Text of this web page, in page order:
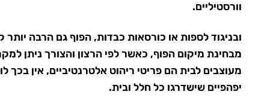
וורסטיליים.
ובניגוד לספות או כורסאות כבדות, הפוף גם הרבה
מבחינת מיקום הפוף, כאשר לפי הרצון והצורך ניתן
מעוצבים לבית הם פריטי ריהוט אלטרנטיביים, אין
יפהפיים שישדרגו כל חלל ובית.